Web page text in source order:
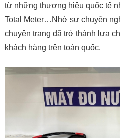
từ những thương hiệu quốc tế
Total Meter…Nhờ sự chuyên
chuyên trang đã trở thành lựa
khách hàng trên toàn quốc.